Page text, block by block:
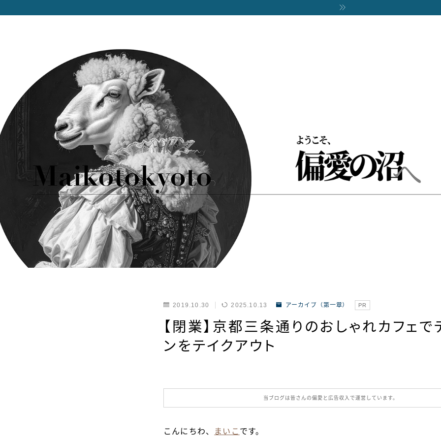
2019.10.30 2025.10.13 アーカイブ（第一章） PR
【閉業】京都三条通りのおしゃれカフェで
ンをテイクアウト
当ブログは皆さんの偏愛と広告収入で運営しています。
こんにちわ、 まいこ です。